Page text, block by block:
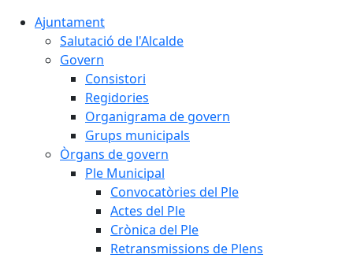
Ajuntament
Salutació de l'Alcalde
Govern
Consistori
Regidories
Organigrama de govern
Grups municipals
Òrgans de govern
Ple Municipal
Convocatòries del Ple
Actes del Ple
Crònica del Ple
Retransmissions de Plens